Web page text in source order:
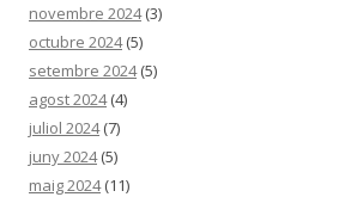
novembre 2024(3)
octubre 2024(5)
setembre 2024(5)
agost 2024(4)
juliol 2024(7)
juny 2024(5)
maig 2024(11)